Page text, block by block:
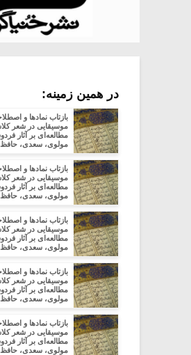
در همین زمینه:
بازتاب نمادها و
موسیقایی در شعر
مطالعه‌ای بر آثار
مولوی، سعدی، حافظ
بازتاب نمادها و
موسیقایی در شعر
مطالعه‌ای بر آثار
مولوی، سعدی، حافظ
بازتاب نمادها و
موسیقایی در شعر
مطالعه‌ای بر آثار
مولوی، سعدی، حافظ
بازتاب نمادها و
موسیقایی در شعر
مطالعه‌ای بر آثار
مولوی، سعدی، حافظ
بازتاب نمادها و
موسیقایی در شعر
مطالعه‌ای بر آثار
مولوی، سعدی، حافظ